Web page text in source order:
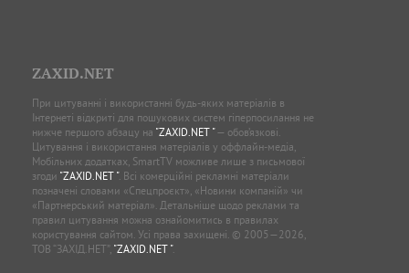
ZAXID.NET
При цитуванні і використанні будь-яких матеріалів в
Інтернеті відкриті для пошукових систем гіперпосилання не
нижче першого абзацу на "ZAXID.NET "— обов’язкові.
Цитування і використання матеріалів у оффлайн-медіа,
Мобільних додатках, SmartTV можливе лише з письмової
згоди "ZAXID.NET ". Всі комерційні рекламні матеріали
позначені словами «Спецпроєкт», «Новини компаній» чи
«Партнерський матеріал». Детальніше щодо реклами та
правил цитування можна ознайомитись в правилах
користування сайтом. Усі права захищені. © 2005—2026,
ТОВ “ЗАХІД.НЕТ”, "ZAXID.NET ".